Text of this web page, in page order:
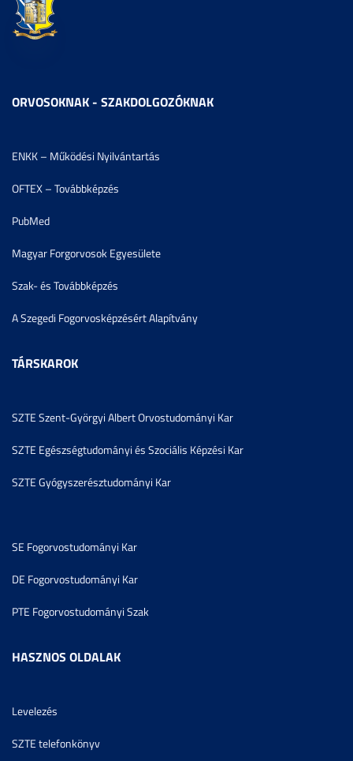
ORVOSOKNAK - SZAKDOLGOZÓKNAK
ENKK – Működési Nyilvántartás
OFTEX – Továbbképzés
PubMed
Magyar Forgorvosok Egyesülete
Szak- és Továbbképzés
A Szegedi Fogorvosképzésért Alapítvány
TÁRSKAROK
SZTE Szent-Györgyi Albert Orvostudományi Kar
SZTE Egészségtudományi és Szociális Képzési Kar
SZTE Gyógyszerésztudományi Kar
SE Fogorvostudományi Kar
DE Fogorvostudományi Kar
PTE Fogorvostudományi Szak
HASZNOS OLDALAK
Levelezés
SZTE telefonkönyv